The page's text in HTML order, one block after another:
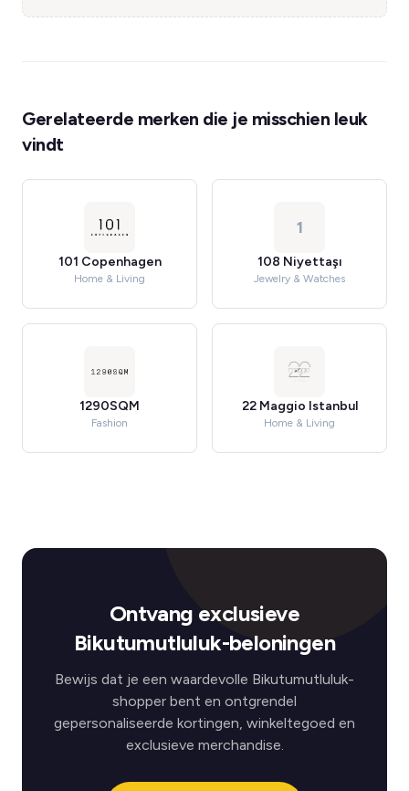
Gerelateerde merken die je misschien leuk
vindt
101 Copenhagen
Home & Living
1
108 Niyettaşı
Jewelry & Watches
1290SQM
Fashion
22 Maggio Istanbul
Home & Living
Ontvang exclusieve
Bikutumutluluk-beloningen
Bewijs dat je een waardevolle Bikutumutluluk-
shopper bent en ontgrendel
gepersonaliseerde kortingen, winkeltegoed en
exclusieve merchandise.